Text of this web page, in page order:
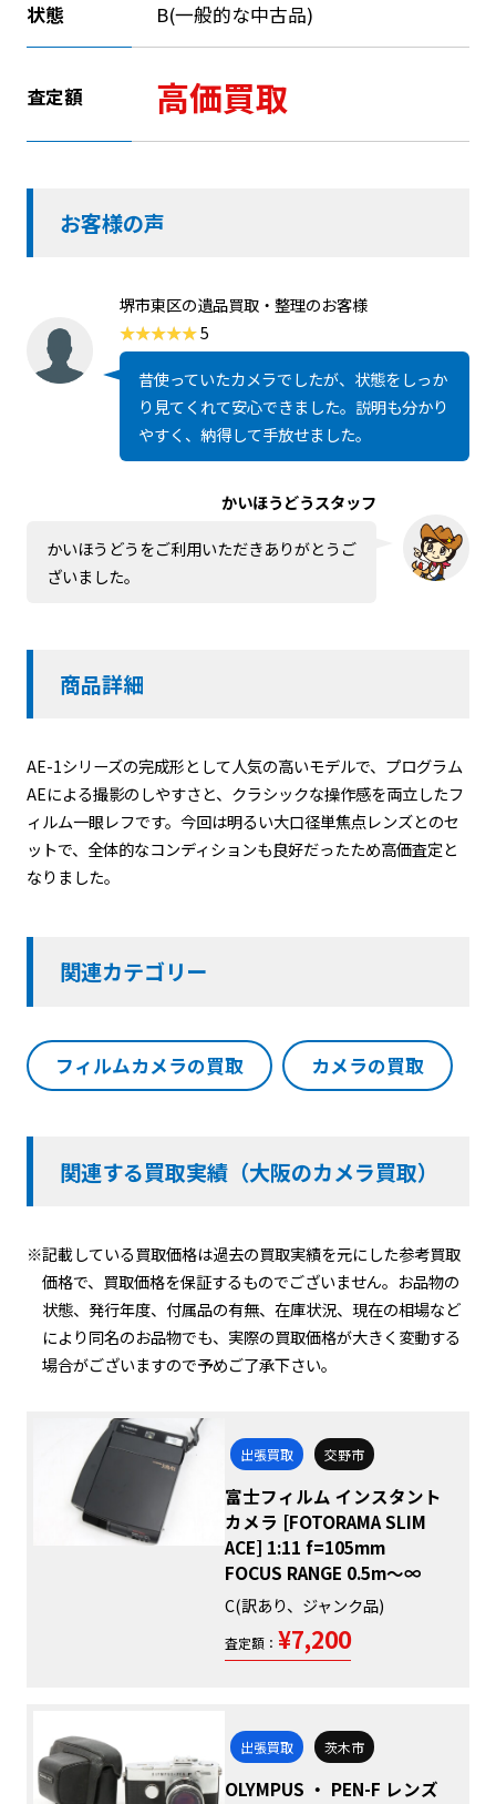
状態 B(一般的な中古品)
査定額 高価買取
お客様の声
堺市東区の遺品買取・整理のお客様
5
昔使っていたカメラでしたが、状態をしっか
り見てくれて安心できました。説明も分かり
やすく、納得して手放せました。
かいほうどうスタッフ
かいほうどうをご利用いただきありがとうご
ざいました。
商品詳細
AE-1シリーズの完成形として人気の高いモデルで、プログラム
AEによる撮影のしやすさと、クラシックな操作感を両立したフ
ィルム一眼レフです。今回は明るい大口径単焦点レンズとのセ
ットで、全体的なコンディションも良好だったため高価査定と
なりました。
関連カテゴリー
フィルムカメラの買取 カメラの買取
関連する買取実績（大阪のカメラ買取）
※記載している買取価格は過去の買取実績を元にした参考買取
価格で、買取価格を保証するものでございません。お品物の
状態、発行年度、付属品の有無、在庫状況、現在の相場など
により同名のお品物でも、実際の買取価格が大きく変動する
場合がございますので予めご了承下さい。
出張買取 交野市
富士フィルム インスタント
カメラ [FOTORAMA SLIM
ACE] 1:11 f=105mm
FOCUS RANGE 0.5m～∞
C(訳あり、ジャンク品)
査定額： ¥7,200
出張買取 茨木市
OLYMPUS ・ PEN-F レンズ